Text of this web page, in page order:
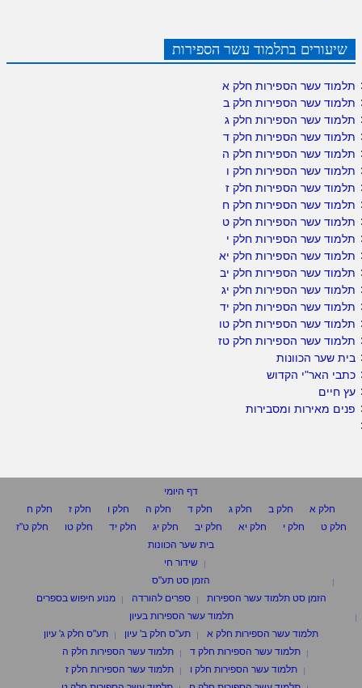
שיעורים בתלמוד עשר הספירות
תלמוד עשר הספירות חלק א
תלמוד עשר הספירות חלק ב
תלמוד עשר הספירות חלק ג
תלמוד עשר הספירות חלק ד
תלמוד עשר הספירות חלק ה
תלמוד עשר הספירות חלק ו
תלמוד עשר הספירות חלק ז
תלמוד עשר הספירות חלק ח
תלמוד עשר הספירות חלק ט
תלמוד עשר הספירות חלק י
תלמוד עשר הספירות חלק יא
תלמוד עשר הספירות חלק יב
תלמוד עשר הספירות חלק יג
תלמוד עשר הספירות חלק יד
תלמוד עשר הספירות חלק טו
תלמוד עשר הספירות חלק טז
בית שער הכוונות
כתבי האר"י הקדוש
עץ חיים
פנים מאירות ומסבירות
דף היומי
חלק א
חלק ב חלק ג חלק ד חלק ה חלק ו חלק ז
חלק ח
חלק ט
חלק י חלק יא חלק יב חלק יג חלק יד חלק טו
חלק ט"ז
בית שער הכוונות
שידור חי
הזמן סט תע"ס
הזמן סט תלמוד עשר הספירות
ספרים להורדה
מנוע חיפוש בספרים
תלמוד עשר הספירות בעיון
תלמוד עשר הספירות חלק א
תע"ס חלק ב' עיון
תע"ס חלק ג' עיון
תלמוד עשר הספירות חלק ד
תלמוד עשר הספירות חלק ה
תלמוד עשר הספירות חלק ו
תלמוד עשר הספירות חלק ז